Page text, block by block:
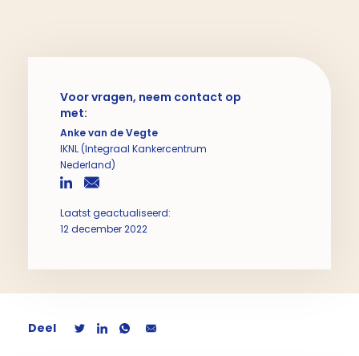
Voor vragen, neem contact op
met:
Anke van de Vegte
IKNL (Integraal Kankercentrum
Nederland)
Laatst geactualiseerd:
12 december 2022
Deel